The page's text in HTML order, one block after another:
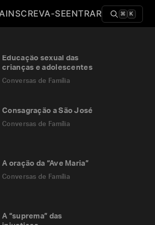
INSCREVA-SEENTRAR ⌘ K
Educação sexual das
crianças e adolescentes
Conversas de Família
Consagração a São José
Conversas de Família
A oração da “Ave Maria”
Conversas de Família
A “suprema” das